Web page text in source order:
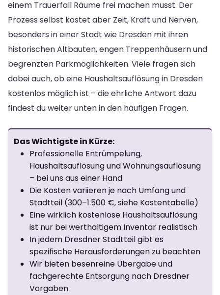
einem Trauerfall Räume frei machen musst. Der
Prozess selbst kostet aber Zeit, Kraft und Nerven,
besonders in einer Stadt wie Dresden mit ihren
historischen Altbauten, engen Treppenhäusern und
begrenzten Parkmöglichkeiten. Viele fragen sich
dabei auch, ob eine Haushaltsauflösung in Dresden
kostenlos möglich ist – die ehrliche Antwort dazu
findest du weiter unten in den häufigen Fragen.
Das Wichtigste in Kürze:
Professionelle Entrümpelung,
Haushaltsauflösung und Wohnungsauflösung
– bei uns aus einer Hand
Die Kosten variieren je nach Umfang und
Stadtteil (300–1.500 €, siehe Kostentabelle)
Eine wirklich kostenlose Haushaltsauflösung
ist nur bei werthaltigem Inventar realistisch
In jedem Dresdner Stadtteil gibt es
spezifische Herausforderungen zu beachten
Wir bieten besenreine Übergabe und
fachgerechte Entsorgung nach Dresdner
Vorgaben